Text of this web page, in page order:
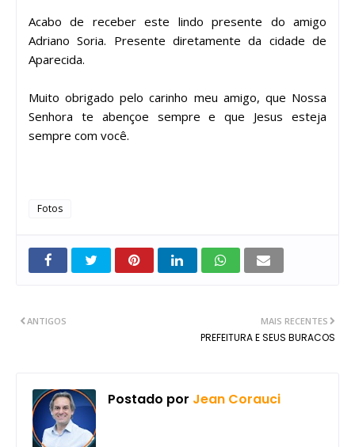
Acabo de receber este lindo presente do amigo
Adriano Soria. Presente diretamente da cidade de
Aparecida.
Muito obrigado pelo carinho meu amigo, que Nossa
Senhora te abençoe sempre e que Jesus esteja
sempre com você.
Fotos
MAIS RECENTES
PREFEITURA E SEUS BURACOS
ANTIGOS
Postado por Jean Corauci